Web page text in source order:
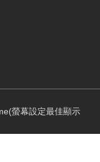
螢幕設定最佳顯示